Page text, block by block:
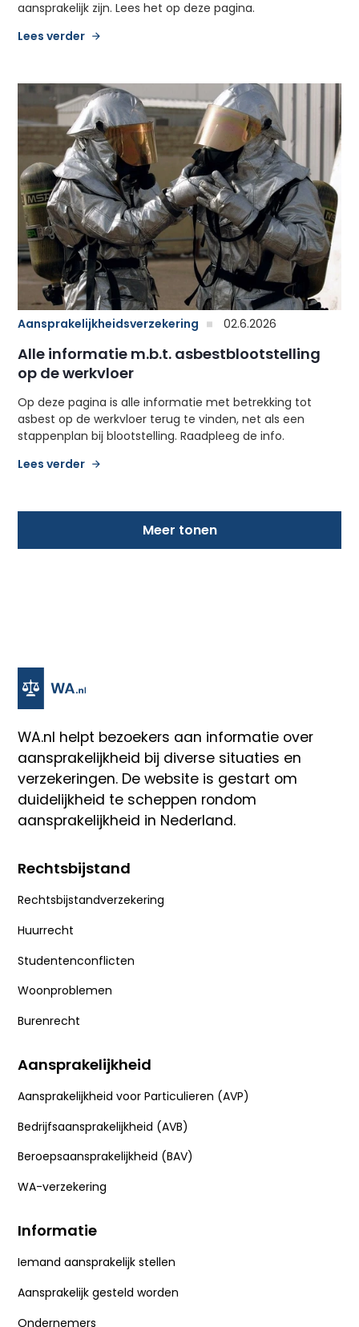
aansprakelijk zijn. Lees het op deze pagina.
Lees verder
Aansprakelijkheidsverzekering 02.6.2026
Alle informatie m.b.t. asbestblootstelling
op de werkvloer
Op deze pagina is alle informatie met betrekking tot
asbest op de werkvloer terug te vinden, net als een
stappenplan bij blootstelling. Raadpleeg de info.
Lees verder
Meer tonen
WA.nl helpt bezoekers aan informatie over
aansprakelijkheid bij diverse situaties en
verzekeringen. De website is gestart om
duidelijkheid te scheppen rondom
aansprakelijkheid in Nederland.
Rechtsbijstand
Rechtsbijstandverzekering
Huurrecht
Studentenconflicten
Woonproblemen
Burenrecht
Aansprakelijkheid
Aansprakelijkheid voor Particulieren (AVP)
Bedrijfsaansprakelijkheid (AVB)
Beroepsaansprakelijkheid (BAV)
WA-verzekering
Informatie
Iemand aansprakelijk stellen
Aansprakelijk gesteld worden
Ondernemers